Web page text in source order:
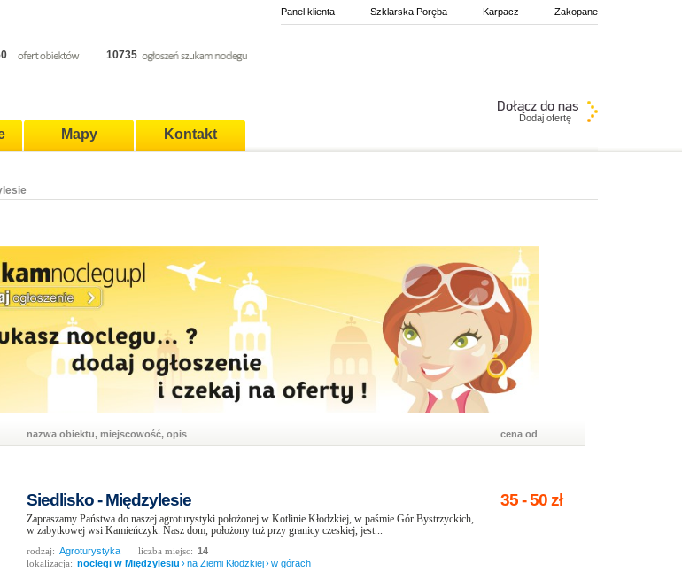
Panel klienta Szklarska Poręba Karpacz Zakopane
10735
Mapy Kontakt
Dodaj ofertę
nazwa obiektu, miejscowość, opis cena od
Siedlisko - Międzylesie
Zapraszamy Państwa do naszej agroturystyki położonej w Kotlinie Kłodzkiej, w paśmie Gór Bystrzyckich,
w zabytkowej wsi Kamieńczyk. Nasz dom, położony tuż przy granicy czeskiej, jest...
rodzaj: Agroturystyka liczba miejsc: 14
lokalizacja: noclegi w Międzylesiu ›na Ziemi Kłodzkiej›w górach
35-50zł